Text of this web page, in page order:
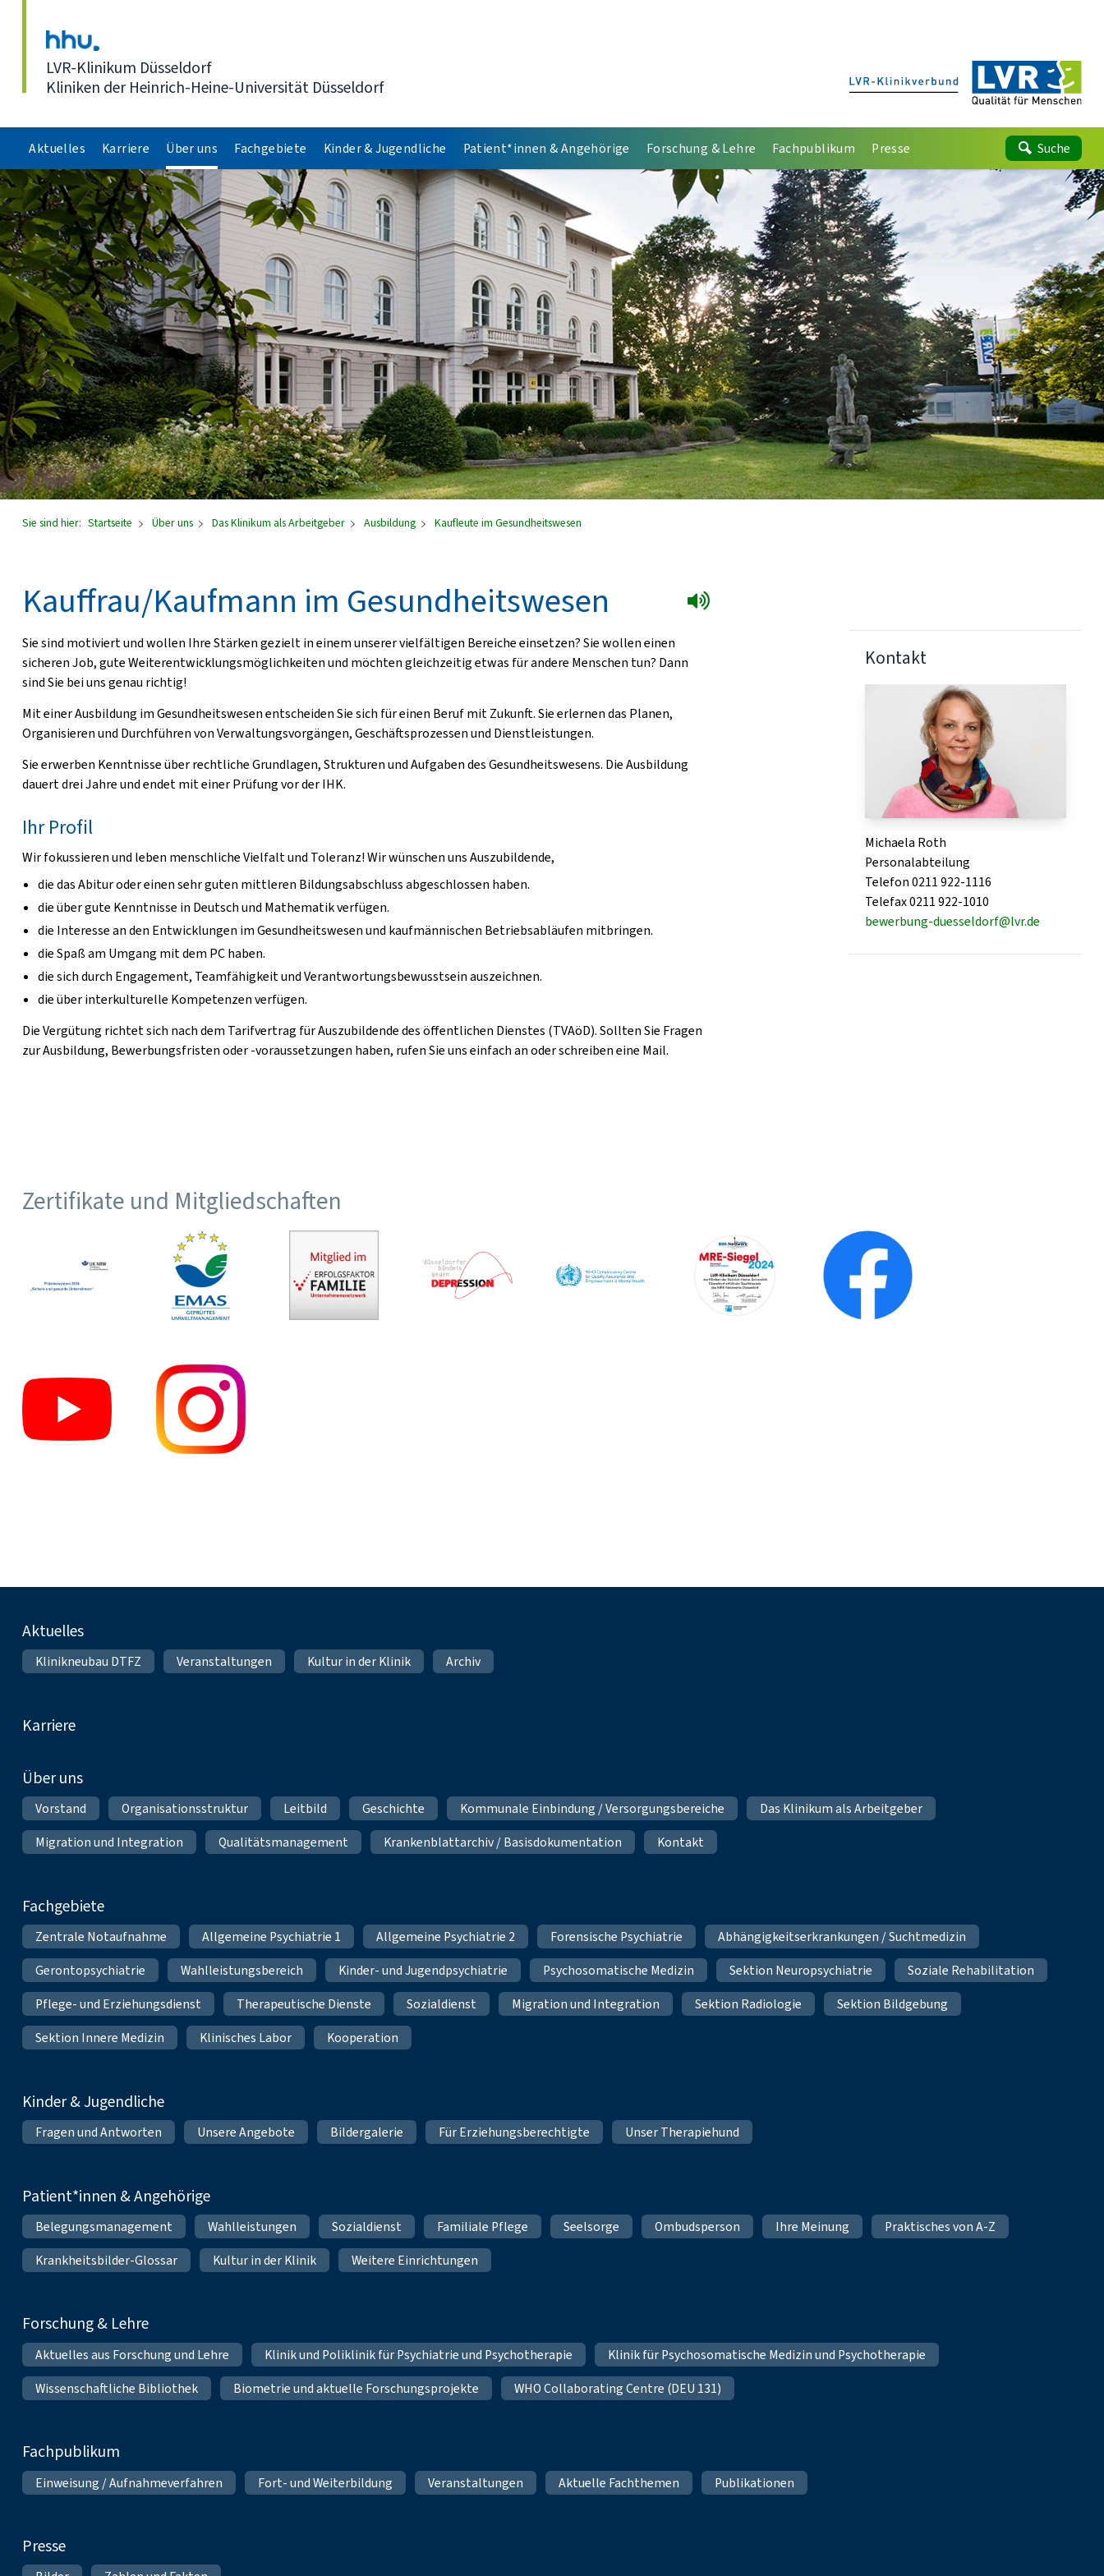
LVR-Klinikum Düsseldorf
Kliniken der Heinrich-Heine-Universität Düsseldorf
Aktuelles Karriere Über uns Fachgebiete Kinder & Jugendliche Patient*innen & Angehörige Forschung & Lehre Fachpublikum Presse Suche
Sie sind hier: Startseite Über uns Das Klinikum als Arbeitgeber Ausbildung Kaufleute im Gesundheitswesen
Kauffrau/Kaufmann im Gesundheitswesen
Sie sind motiviert und wollen Ihre Stärken gezielt in einem unserer vielfältigen Bereiche einsetzen? Sie wollen einen
sicheren Job, gute Weiterentwicklungsmöglichkeiten und möchten gleichzeitig etwas für andere Menschen tun? Dann
sind Sie bei uns genau richtig!
Mit einer Ausbildung im Gesundheitswesen entscheiden Sie sich für einen Beruf mit Zukunft. Sie erlernen das Planen,
Organisieren und Durchführen von Verwaltungsvorgängen, Geschäftsprozessen und Dienstleistungen.
Sie erwerben Kenntnisse über rechtliche Grundlagen, Strukturen und Aufgaben des Gesundheitswesens. Die Ausbildung
dauert drei Jahre und endet mit einer Prüfung vor der IHK.
Ihr Profil
Wir fokussieren und leben menschliche Vielfalt und Toleranz! Wir wünschen uns Auszubildende,
die das Abitur oder einen sehr guten mittleren Bildungsabschluss abgeschlossen haben.
die über gute Kenntnisse in Deutsch und Mathematik verfügen.
die Interesse an den Entwicklungen im Gesundheitswesen und kaufmännischen Betriebsabläufen mitbringen.
die Spaß am Umgang mit dem PC haben.
die sich durch Engagement, Teamfähigkeit und Verantwortungsbewusstsein auszeichnen.
die über interkulturelle Kompetenzen verfügen.
Die Vergütung richtet sich nach dem Tarifvertrag für Auszubildende des öffentlichen Dienstes (TVAöD). Sollten Sie Fragen
zur Ausbildung, Bewerbungsfristen oder -voraussetzungen haben, rufen Sie uns einfach an oder schreiben eine Mail.
Kontakt
Michaela Roth
Personalabteilung
Telefon 0211 922-1116
Telefax 0211 922-1010
bewerbung-duesseldorf@lvr.de
Zertifikate und Mitgliedschaften
Fußnavigation
Aktuelles
Klinikneubau DTFZ Veranstaltungen Kultur in der Klinik Archiv
Karriere
Über uns
Vorstand Organisationsstruktur Leitbild Geschichte Kommunale Einbindung / Versorgungsbereiche
Das Klinikum als Arbeitgeber
Migration und Integration
Qualitätsmanagement Krankenblattarchiv / Basisdokumentation Kontakt
Fachgebiete
Zentrale Notaufnahme Allgemeine Psychiatrie 1 Allgemeine Psychiatrie 2 Forensische Psychiatrie
Abhängigkeitserkrankungen / Suchtmedizin
Gerontopsychiatrie
Wahlleistungsbereich Kinder- und Jugendpsychiatrie Psychosomatische Medizin Sektion Neuropsychiatrie
Soziale Rehabilitation
Pflege- und Erziehungsdienst
Therapeutische Dienste Sozialdienst Migration und Integration Sektion Radiologie
Sektion Bildgebung
Sektion Innere Medizin
Klinisches Labor Kooperation
Kinder & Jugendliche
Fragen und Antworten Unsere Angebote Bildergalerie Für Erziehungsberechtigte Unser Therapiehund
Patient*innen & Angehörige
Belegungsmanagement Wahlleistungen Sozialdienst Familiale Pflege Seelsorge Ombudsperson Ihre Meinung
Praktisches von A-Z
Krankheitsbilder-Glossar
Kultur in der Klinik Weitere Einrichtungen
Forschung & Lehre
Aktuelles aus Forschung und Lehre Klinik und Poliklinik für Psychiatrie und Psychotherapie
Klinik für Psychosomatische Medizin und Psychotherapie
Wissenschaftliche Bibliothek
Biometrie und aktuelle Forschungsprojekte WHO Collaborating Centre (DEU 131)
Fachpublikum
Einweisung / Aufnahmeverfahren Fort- und Weiterbildung Veranstaltungen Aktuelle Fachthemen Publikationen
Presse